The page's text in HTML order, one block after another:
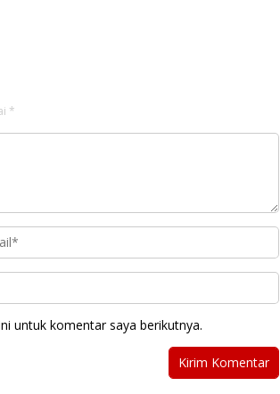
*
untuk komentar saya berikutnya.